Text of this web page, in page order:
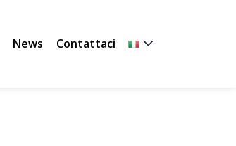
News Contattaci